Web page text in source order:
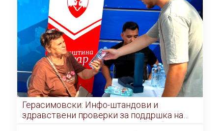
Герасимовски: Инфо-штандови и
здравствени проверки за поддршка на
граѓаните во услови на топлотен бран